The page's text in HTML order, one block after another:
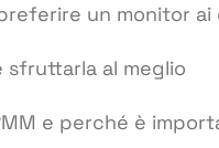
un monitor ai
sfruttarla al meglio
e perché è